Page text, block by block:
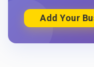
Add Your